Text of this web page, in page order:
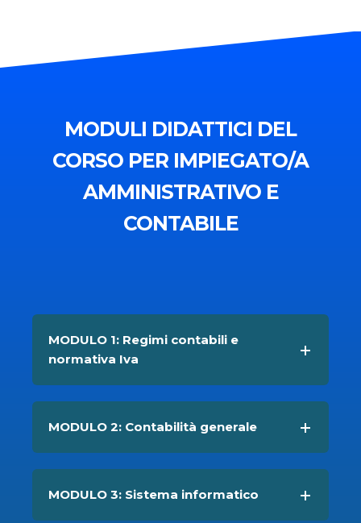
MODULI DIDATTICI DEL
CORSO PER IMPIEGATO/A
AMMINISTRATIVO E
CONTABILE
MODULO 1: Regimi contabili e
normativa Iva
MODULO 2: Contabilità generale
MODULO 3: Sistema informatico